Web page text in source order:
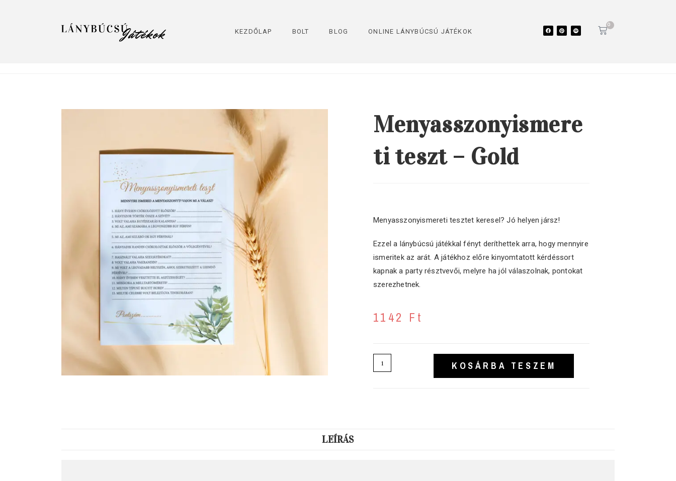
KEZDŐLAP BOLT BLOG ONLINE LÁNYBÚCSÚ JÁTÉKOK
0
Menyasszonyismere
ti teszt – Gold
Menyasszonyismereti tesztet keresel? Jó helyen jársz!
Ezzel a lánybúcsú játékkal fényt deríthettek arra, hogy mennyire
ismeritek az arát. A játékhoz előre kinyomtatott kérdéssort
kapnak a party résztvevői, melyre ha jól válaszolnak, pontokat
szerezhetnek.
1142 Ft
KOSÁRBA TESZEM
LEÍRÁS